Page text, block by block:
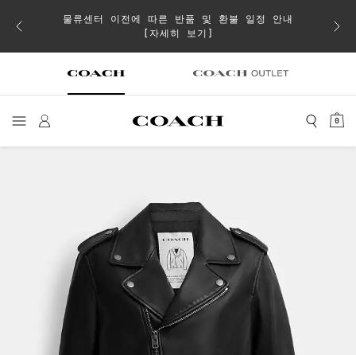
로 더
물류센터 이전에 따른 반품 및 환불 일정 안내
[자세히 보기]
일부
0